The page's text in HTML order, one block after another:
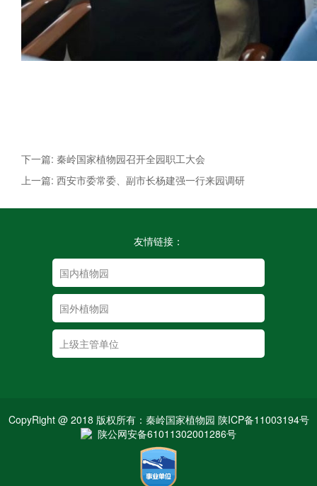
下一篇: 秦岭国家植物园召开全园职工大会
上一篇: 西安市委常委、副市长杨建强一行来园调研
友情链接：
CopyRight @ 2018 版权所有：秦岭国家植物园 陕ICP备11003194号
陕公网安备61011302001286号